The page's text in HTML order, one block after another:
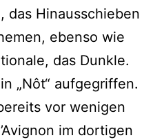
das Hinausschieben
ebenso wie
das Dunkle.
„Nôt“ aufgegriffen.
vor wenigen
im dortigen